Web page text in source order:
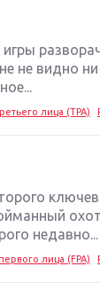
не видно
лица (TPA)
недавно...
лица (FPA)